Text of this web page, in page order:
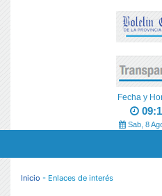
Fecha y
Sab, 8
MENÚ RESPONSIVE
Inicio - Enlaces de interés